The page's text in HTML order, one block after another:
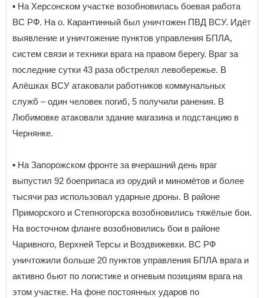
▪️ На Херсонском участке возобновилась боевая работа
ВС РФ. На о. Карантинный был уничтожен ПВД ВСУ. Идёт
выявление и уничтожение пунктов управления БПЛА,
систем связи и техники врага на правом берегу. Враг за
последние сутки 43 раза обстрелял левобережье. В
Алёшках ВСУ атаковали работников коммунальных
служб – один человек погиб, 5 получили ранения. В
Любимовке атаковали здание магазина и подстанцию в
Чернянке.
▪️ На Запорожском фронте за вчерашний день враг
выпустил 92 боеприпаса из орудий и миномётов и более
тысячи раз использовал ударные дроны. В районе
Приморского и Степногорска возобновились тяжёлые бои.
На восточном фланге возобновились бои в районе
Чаривного, Верхней Терсы и Воздвижевки. ВС РФ
уничтожили больше 20 пунктов управления БПЛА врага и
активно бьют по логистике и огневым позициям врага на
этом участке. На фоне постоянных ударов по